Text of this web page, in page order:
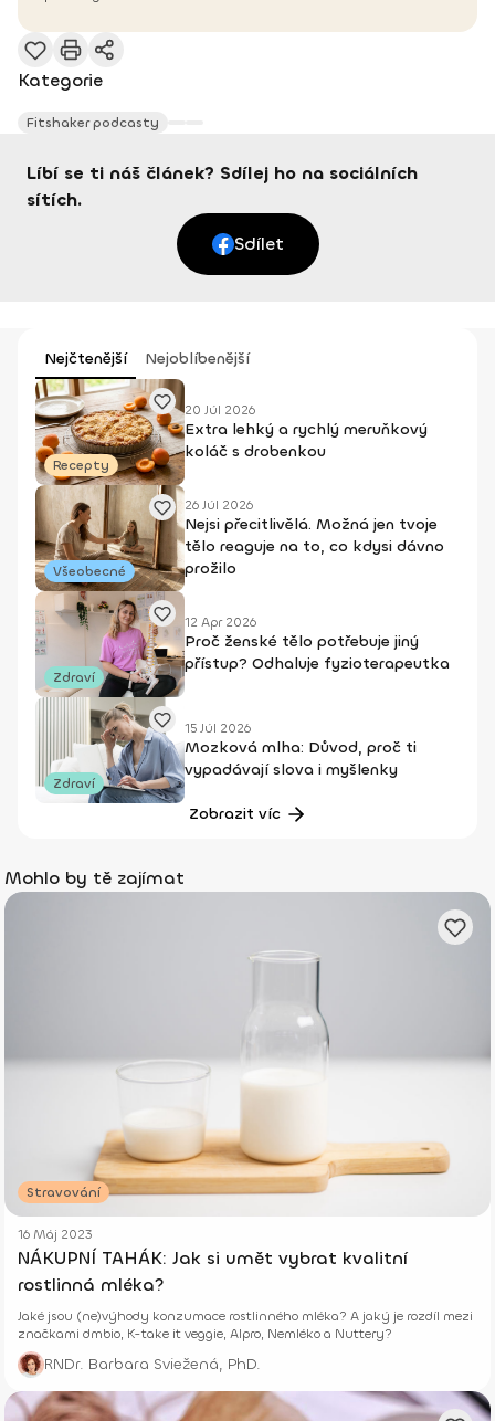
Kategorie
Fitshaker podcasty
Líbí se ti náš článek? Sdílej ho na sociálních
sítích.
Sdílet
Nejčtenější Nejoblíbenější
Recepty
20 Júl 2026
Extra lehký a rychlý meruňkový
koláč s drobenkou
Všeobecné
26 Júl 2026
Nejsi přecitlivělá. Možná jen tvoje
tělo reaguje na to, co kdysi dávno
prožilo
Zdraví
12 Apr 2026
Proč ženské tělo potřebuje jiný
přístup? Odhaluje fyzioterapeutka
Zdraví
15 Júl 2026
Mozková mlha: Důvod, proč ti
vypadávají slova i myšlenky
Zobrazit víc
Mohlo by tě zajímat
Stravování
16 Máj 2023
NÁKUPNÍ TAHÁK: Jak si umět vybrat kvalitní
rostlinná mléka?
Jaké jsou (ne)výhody konzumace rostlinného mléka? A jaký je rozdíl mezi
značkami dmbio, K-take it veggie, Alpro, Nemléko a Nuttery?
RNDr. Barbara Sviežená, PhD.